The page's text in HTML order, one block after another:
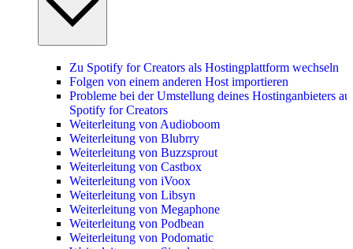
Zu Spotify for Creators als Hostingplattform wechseln
Folgen von einem anderen Host importieren
Probleme bei der Umstellung deines Hostinganbieters
Spotify for Creators
Weiterleitung von Audioboom
Weiterleitung von Blubrry
Weiterleitung von Buzzsprout
Weiterleitung von Castbox
Weiterleitung von iVoox
Weiterleitung von Libsyn
Weiterleitung von Megaphone
Weiterleitung von Podbean
Weiterleitung von Podomatic